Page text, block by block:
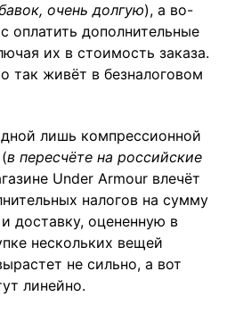
очень долгую), а во-
оплатить дополнительные
их в стоимость заказа.
так живёт в безналоговом
лишь компрессионной
в пересчёте на российские
Under Armour влечёт
налогов на сумму
доставку, оцененную в
нескольких вещей
не сильно, а вот
линейно.